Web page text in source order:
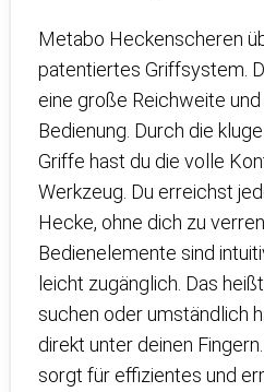
Metabo Heckenscheren
patentiertes Griffsystem.
eine große Reichweite
Bedienung. Durch die
Griffe hast du die volle
Werkzeug. Du erreichst
Hecke, ohne dich zu
Bedienelemente sind
leicht zugänglich. Das
suchen oder umständlich
direkt unter deinen
sorgt für effizientes und